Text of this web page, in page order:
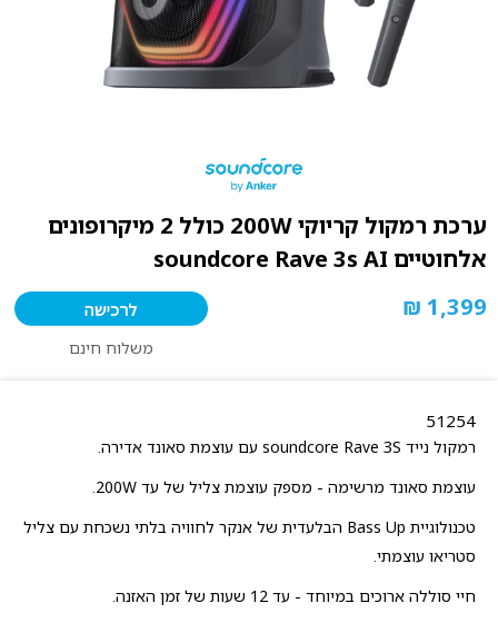
ערכת רמקול קריוקי 200W כולל 2 מיקרופונים
אלחוטיים soundcore Rave 3s AI
1,399 ₪
משלוח חינם
51254
רמקול נייד soundcore Rave 3S עם עוצמת סאונד אדירה.
עוצמת סאונד מרשימה - מספק עוצמת צליל של עד 200W.
טכנולוגיית Bass Up הבלעדית של אנקר לחוויה בלתי נשכחת עם צליל
סטריאו עוצמתי.
חיי סוללה ארוכים במיוחד - עד 12 שעות של זמן האזנה.